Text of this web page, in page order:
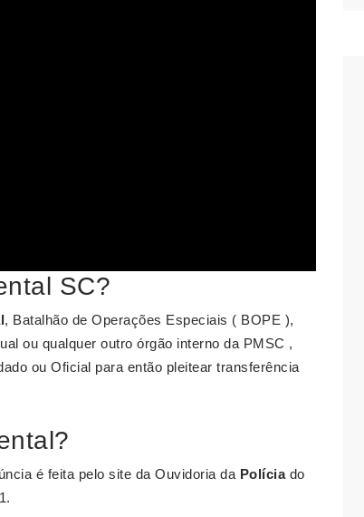
SC?
, Batalhão de Operações Especiais ( BOPE ),
ou qualquer outro órgão interno da PMSC ,
ou Oficial para então pleitear transferência
é feita pelo site da Ouvidoria da Políciado